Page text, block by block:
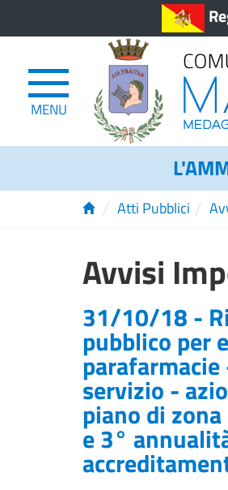
MENU
Atti Pubblici
Avvisi
31/10/18 -
pubblico per
servizio -
piano di
e 3°